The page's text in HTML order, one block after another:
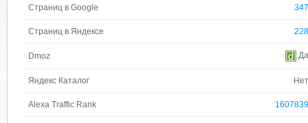
Страниц в Google 347
Страниц в Яндексе 228
Dmoz Да
Яндекс Каталог Нет
Alexa Traffic Rank 1607839